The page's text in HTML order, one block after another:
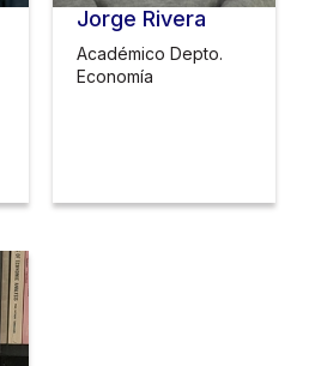
Jorge Rivera
Académico Depto.
Economía